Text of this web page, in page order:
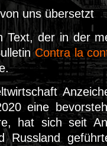
uns übersetzt
Text, der in der
Contra la
eine
hat sich seit
Russland